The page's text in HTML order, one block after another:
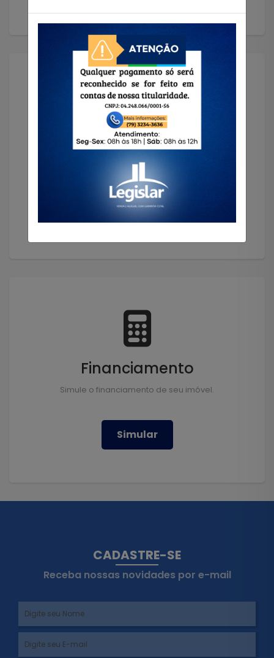
Solicitar Imóvel
Encontramos o imóvel que você precisa!
Solicitar
Financiamento
Simule o financiamento de seu imóvel.
Simular
CADASTRE-SE
Receba nossas novidades por e-mail